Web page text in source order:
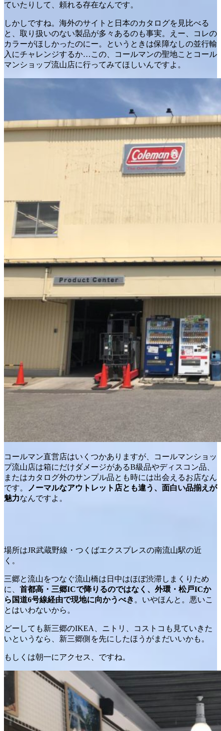
ていたりして、頼れる存在なんです。
しかしですね。海外のサイトと日本のカタログを見比べる
と、取り扱いのない製品が多々あるのも事実。えー、コレの
カラーがほしかったのにー。というときは保障なしの並行輸
入にチャレンジするか…この、コールマンの聖地ことコール
マンショップ流山店に行ってみてほしいんですよ。
コールマン直営店はいくつかありますが、コールマンショッ
プ流山店は箱にだけダメージがあるB級品やディスコン品、
またはカタログ外のサンプル品とも時には出会えるお店なん
です。
ノーマルなアウトレット店とも違う、面白い品揃えが
魅力なんですよ。
場所はJR武蔵野線・つくばエクスプレスの南流山駅の近
く。
三郷と流山をつなぐ流山橋は日中はほぼ渋滞しまくりため
に、 首都高・三郷ICで降りるのではなく、外環・松戸ICか
ら国道6号線経由で現地に向かうべき 。いやほんと。悪いこ
とはいわないから。
どーしても新三郷のIKEA、ニトリ、コストコも見ていきた
いというなら、新三郷側を先にしたほうがまだいいかも。
もしくは朝一にアクセス、ですね。